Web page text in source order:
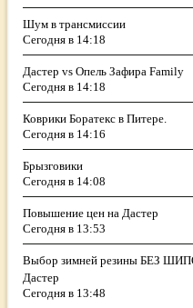
Шум в трансмиссии
Сегодня в 14:18
Дастер vs Опель Зафира Family
Сегодня в 14:18
Коврики Боратекс в Питере.
Сегодня в 14:16
Брызговики
Сегодня в 14:08
Повышение цен на Дастер
Сегодня в 13:53
Выбор зимней резины БЕЗ
Дастер
Сегодня в 13:48